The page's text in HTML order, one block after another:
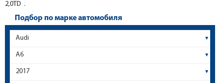
2,0TD .
Подбор по марке автомобиля